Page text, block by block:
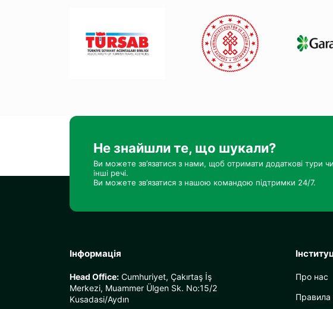
Не знайшли те, що шукали?
Ви можете зв’язатися з нами, щоб отримати додаткові тури чи
інші речі.
Ви можете зв’язатися з нашою командою підтримки 24/7.
Інформація
Head Office: Cumhuriyet, Çakırtaş İş
Merkezi, Muammer Ülgen Sk. No:15/2
Kusadasi/Aydın
Про нас
Правила